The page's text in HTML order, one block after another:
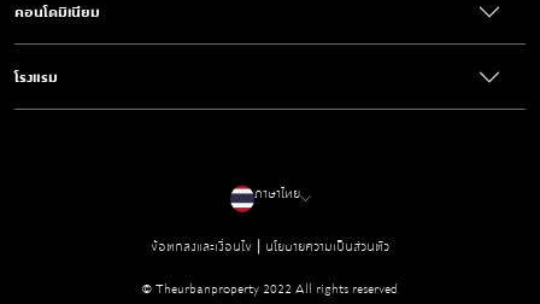
คอนโดมิเนียม
โรงแรม
ภาษาไทย
ข้อตกลงและเงื่อนไข | นโยบายความเป็นส่วนตัว
© Theurbanproperty 2022 All rights reserved